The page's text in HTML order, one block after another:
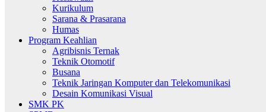
Kurikulum
Sarana & Prasarana
Humas
Program Keahlian
Agribisnis Ternak
Teknik Otomotif
Busana
Teknik Jaringan Komputer dan Telekomunikasi
Desain Komunikasi Visual
SMK PK